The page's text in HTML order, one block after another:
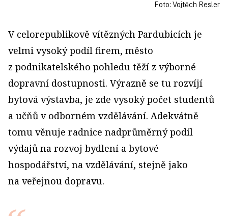
Foto: Vojtěch Resler
V celorepublikově vítězných Pardubicích je
velmi vysoký podíl firem, město
z podnikatelského pohledu těží z výborné
dopravní dostupnosti. Výrazně se tu rozvíjí
bytová výstavba, je zde vysoký počet studentů
a učňů v odborném vzdělávání. Adekvátně
tomu věnuje radnice nadprůměrný podíl
výdajů na rozvoj bydlení a bytové
hospodářství, na vzdělávání, stejně jako
na veřejnou dopravu.